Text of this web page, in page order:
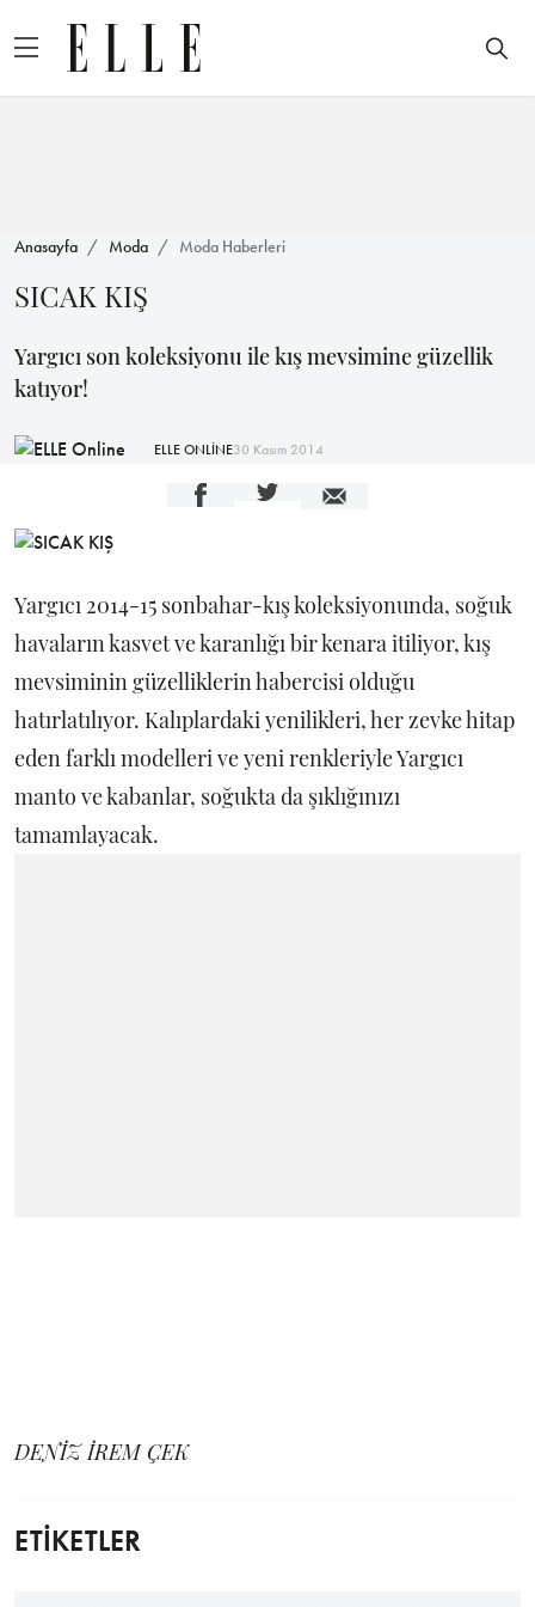
Anasayfa Moda Moda Haberleri
SICAK KIŞ
Yargıcı son koleksiyonu ile kış mevsimine güzellik
katıyor!
ELLE ONLİNE30 Kasım 2014
Yargıcı 2014-15 sonbahar-kış koleksiyonunda, soğuk
havaların kasvet ve karanlığı bir kenara itiliyor, kış
mevsiminin güzelliklerin habercisi olduğu
hatırlatılıyor. Kalıplardaki yenilikleri, her zevke hitap
eden farklı modelleri ve yeni renkleriyle Yargıcı
manto ve kabanlar, soğukta da şıklığınızı
tamamlayacak.
DENİZ İREM ÇEK
ETİKETLER